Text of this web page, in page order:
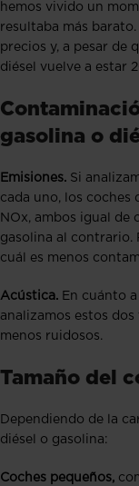
hemos vivido un
resultaba más
precios y, a pesar de
diésel vuelve a estar
gasolina o
Emisiones. Si
cada uno, los coches
NOx, ambos igual de
gasolina al contrario.
cuál es menos
Acústica. En cuánto
analizamos estos
menos ruidosos.
Tamaño del
Dependiendo de la
diésel o gasolina:
Coches pequeños,